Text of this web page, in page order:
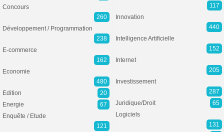
Concours
260
Développement / Programmation
238
E-commerce
162
Economie
480
Edition
20
Energie
67
Enquête / Etude
121
117
Innovation
440
Intelligence Artificielle
152
Internet
205
Investissement
287
Juridique/Droit
65
Logiciels
131